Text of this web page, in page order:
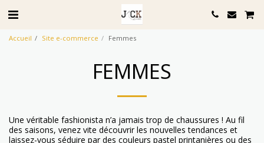
Accueil Site e-commerce Femmes
FEMMES
Une véritable fashionista n’a jamais trop de chaussures ! Au fil
des saisons, venez vite découvrir les nouvelles tendances et
laissez-vous séduire par des couleurs pastel printanières ou des